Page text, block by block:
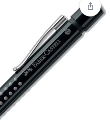
Alışverişe başlayın
görüntülemek için oturum
Yenilikler
Giriş Yap
Yenilikler
Giriş Yap